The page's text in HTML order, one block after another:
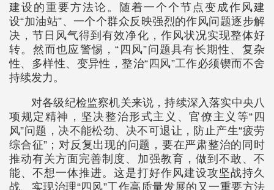
建设的重要方法论。随着一个个节点变成作风建
设“加油站”、一个个群众反映强烈的作风问题逐步解
决，节日风气得到有效净化，作风状况实现整体好
转。然而也应警惕，“四风”问题具有长期性、复杂
性、多样性、变异性，整治“四风”工作必须锲而不舍
持续发力。
对各级纪检监察机关来说，持续深入落实中央八
项规定精神，坚决整治形式主义、官僚主义等“四
风”问题，决不能松劲、决不可退让，防止产生“疲劳
综合征”；对反复出现的问题，要在严肃整治的同时
推动有关方面完善制度、加强教育，做到不敢、不
能、不想一体推进。这是打好作风建设攻坚战持久
战、实现治理“四风”工作高质量发展的又一重要方法